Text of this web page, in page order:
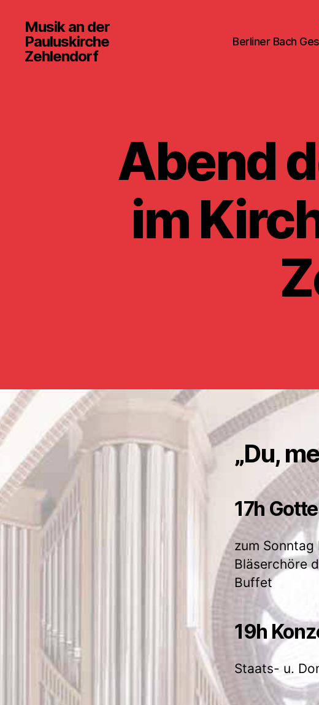
Musik an der
Pauluskirche
Zehlendorf
Berliner Bach
Abend
im
„Du,
17h
zum
Bläserchöre
Buffet
19h
Staats- u.